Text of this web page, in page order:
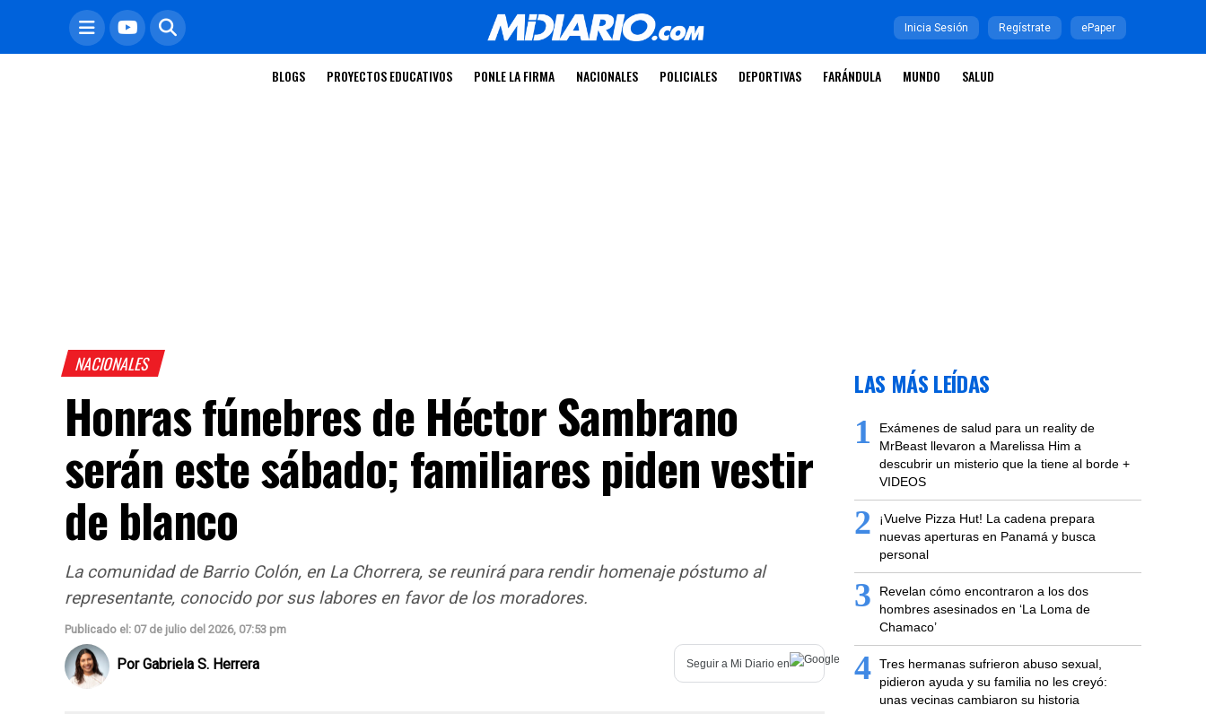
Inicia Sesión Regístrate ePaper
BLOGS PROYECTOS EDUCATIVOS PONLE LA FIRMA NACIONALES POLICIALES DEPORTIVAS FARÁNDULA MUNDO SALUD
NACIONALES
Honras fúnebres de Héctor Sambrano
serán este sábado; familiares piden vestir
de blanco
La comunidad de Barrio Colón, en La Chorrera, se reunirá para rendir homenaje póstumo al
representante, conocido por sus labores en favor de los moradores.
Publicado el: 07 de julio del 2026, 07:53 pm
PorGabriela S. Herrera Seguir a Mi Diario en
LAS MÁS LEÍDAS
1
Exámenes de salud para un reality de
MrBeast llevaron a Marelissa Him a
descubrir un misterio que la tiene al borde +
VIDEOS
2
¡Vuelve Pizza Hut! La cadena prepara
nuevas aperturas en Panamá y busca
personal
3
Revelan cómo encontraron a los dos
hombres asesinados en ‘La Loma de
Chamaco’
4 Tres hermanas sufrieron abuso sexual,
pidieron ayuda y su familia no les creyó:
unas vecinas cambiaron su historia